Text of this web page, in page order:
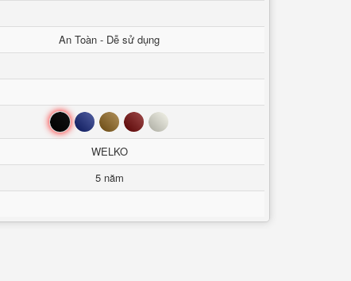
An Toàn - Dễ sử dụng
Đen Xanh Nâu Đỏ Trắng
WELKO
5 năm